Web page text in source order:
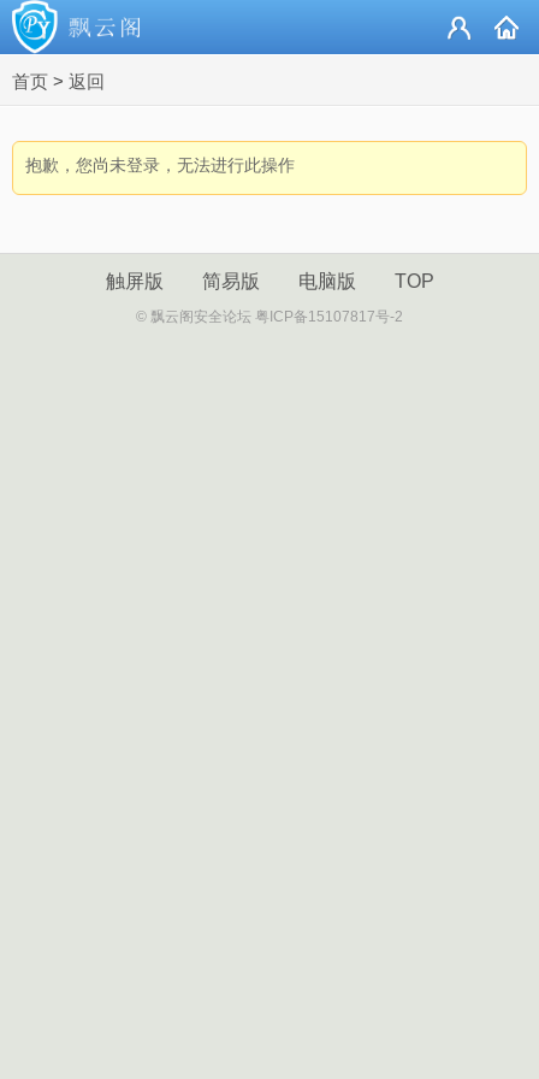
首页 > 返回
抱歉，您尚未登录，无法进行此操作
触屏版 简易版 电脑版 TOP
© 飘云阁安全论坛 粤ICP备15107817号-2